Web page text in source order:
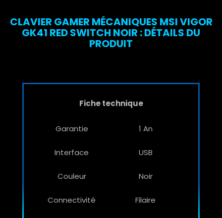
CLAVIER GAMER MÉCANIQUES MSI VIGOR
GK41 RED SWITCH NOIR : DÉTAILS DU
PRODUIT
Fiche technique
Garantie 1 An
Interface USB
Couleur Noir
Connectivité Filaire